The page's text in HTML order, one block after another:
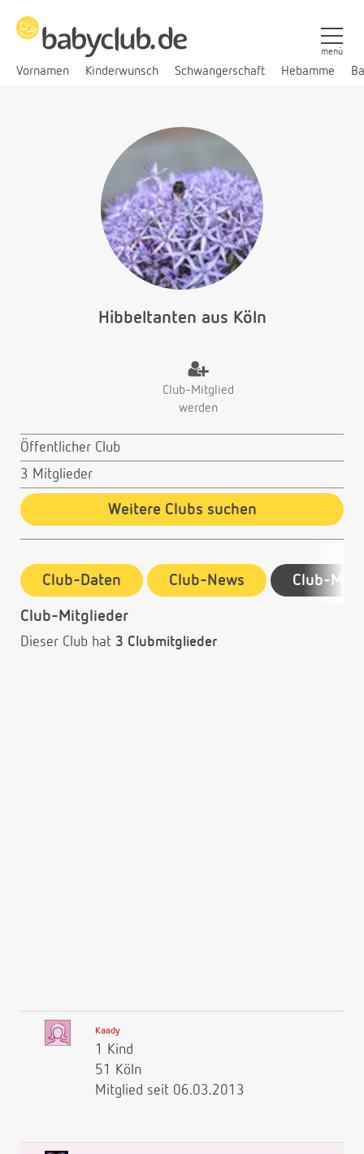
Vornamen Kinderwunsch Schwangerschaft Hebamme
menü
Hibbeltanten aus Köln
Club-Mitglied
werden
Öffentlicher Club
3 Mitglieder
Weitere Clubs suchen
Club-Daten Club-News Club-
Club-Mitglieder
Dieser Club hat 3 Clubmitglieder
Kaady
1 Kind
51 Köln
Mitglied seit 06.03.2013